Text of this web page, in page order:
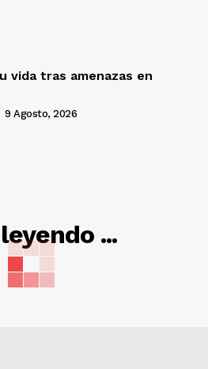
vida tras amenazas en
9 Agosto, 2026
...